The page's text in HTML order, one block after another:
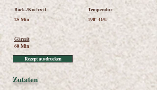
Back-/Kochzeit
25 Min
Temperatur
190° O/U
Gärzeit
60 Min
Rezept ausdrucken
Zutaten